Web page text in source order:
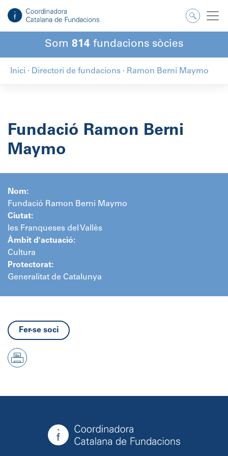
contingut
Som 814 fundacions sòcies
Inici · Directori de fundacions · Ramon Berni Maymo
Fundació Ramon Berni
Maymo
Nom:
Fundació Ramon Berni Maymo
Ciutat:
les Franqueses del Vallès
Àmbit d'actuació:
Cultura
Protectorat:
Generalitat de Catalunya
Fer-se soci